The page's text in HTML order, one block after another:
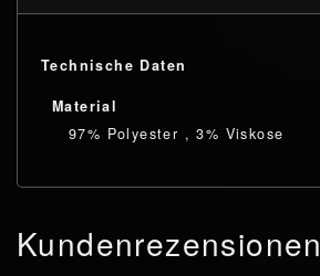
Technische Daten
Material
97% Polyester , 3% Viskose
Kundenrezensionen